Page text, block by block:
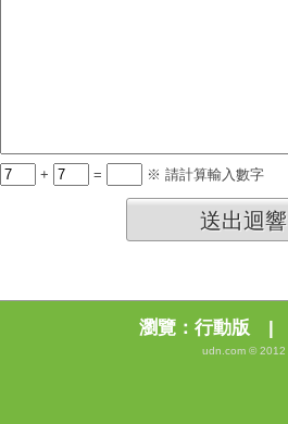
+ = ※ 請計算輸入數字
送出迴響
瀏覽： 行動版 |
udn.com © 2012